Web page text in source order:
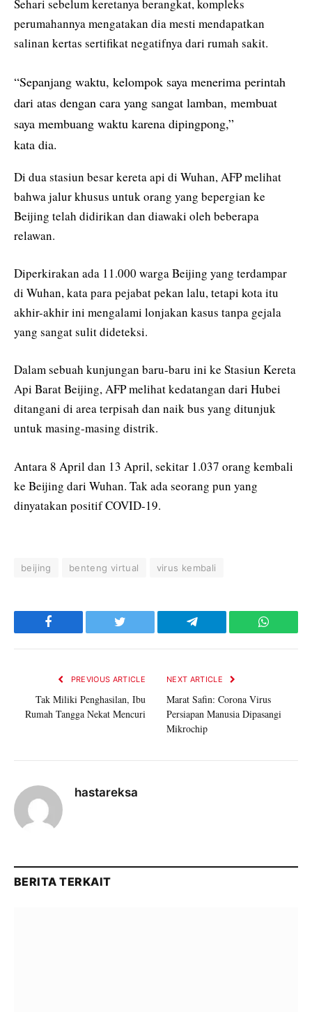
Sehari sebelum keretanya berangkat, kompleks
perumahannya mengatakan dia mesti mendapatkan
salinan kertas sertifikat negatifnya dari rumah sakit.
“Sepanjang waktu, kelompok saya menerima perintah
dari atas dengan cara yang sangat lamban, membuat
saya membuang waktu karena dipingpong,”
kata dia.
Di dua stasiun besar kereta api di Wuhan, AFP melihat
bahwa jalur khusus untuk orang yang bepergian ke
Beijing telah didirikan dan diawaki oleh beberapa
relawan.
Diperkirakan ada 11.000 warga Beijing yang terdampar
di Wuhan, kata para pejabat pekan lalu, tetapi kota itu
akhir-akhir ini mengalami lonjakan kasus tanpa gejala
yang sangat sulit dideteksi.
Dalam sebuah kunjungan baru-baru ini ke Stasiun Kereta
Api Barat Beijing, AFP melihat kedatangan dari Hubei
ditangani di area terpisah dan naik bus yang ditunjuk
untuk masing-masing distrik.
Antara 8 April dan 13 April, sekitar 1.037 orang kembali
ke Beijing dari Wuhan. Tak ada seorang pun yang
dinyatakan positif COVID-19.
beijing benteng virtual virus kembali
Facebook Twitter Telegram
PREVIOUS ARTICLE
Tak Miliki Penghasilan, Ibu
Rumah Tangga Nekat Mencuri
NEXT ARTICLE
Marat Safin: Corona Virus
Persiapan Manusia Dipasangi
Mikrochip
hastareksa
BERITA TERKAIT